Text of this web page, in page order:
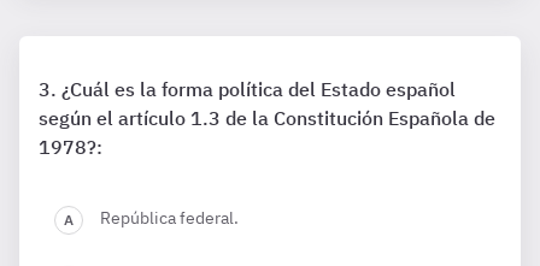
¿Cuál es la forma política del Estado español
según el artículo 1.3 de la Constitución Española de
1978?:
República federal.